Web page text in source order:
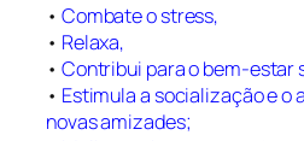
• Combate o stress,
• Relaxa,
• Contribui para o bem-estar
• Estimula a socialização e o
novas amizades;